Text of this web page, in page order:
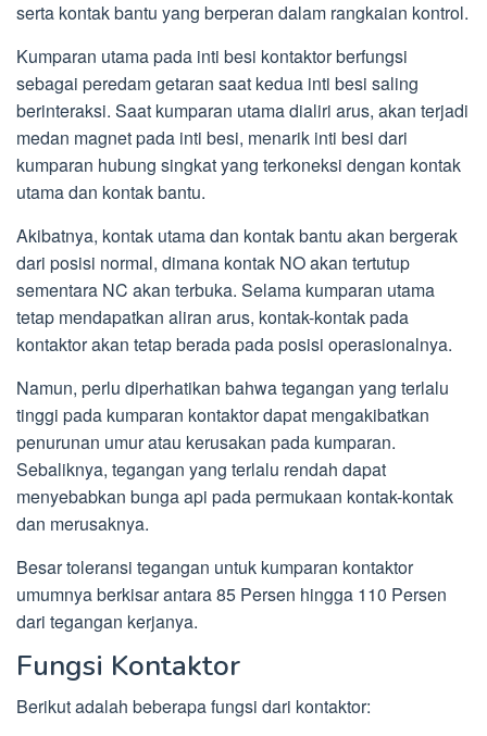
serta kontak bantu yang berperan dalam rangkaian kontrol.
Kumparan utama pada inti besi kontaktor berfungsi
sebagai peredam getaran saat kedua inti besi saling
berinteraksi. Saat kumparan utama dialiri arus, akan terjadi
medan magnet pada inti besi, menarik inti besi dari
kumparan hubung singkat yang terkoneksi dengan kontak
utama dan kontak bantu.
Akibatnya, kontak utama dan kontak bantu akan bergerak
dari posisi normal, dimana kontak NO akan tertutup
sementara NC akan terbuka. Selama kumparan utama
tetap mendapatkan aliran arus, kontak-kontak pada
kontaktor akan tetap berada pada posisi operasionalnya.
Namun, perlu diperhatikan bahwa tegangan yang terlalu
tinggi pada kumparan kontaktor dapat mengakibatkan
penurunan umur atau kerusakan pada kumparan.
Sebaliknya, tegangan yang terlalu rendah dapat
menyebabkan bunga api pada permukaan kontak-kontak
dan merusaknya.
Besar toleransi tegangan untuk kumparan kontaktor
umumnya berkisar antara 85 Persen hingga 110 Persen
dari tegangan kerjanya.
Fungsi Kontaktor
Berikut adalah beberapa fungsi dari kontaktor: